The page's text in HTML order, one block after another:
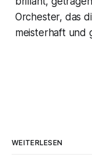
Orchester, das
meisterhaft und
WEITERLESEN